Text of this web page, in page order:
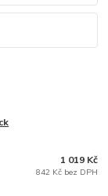
1 019 Kč
842 Kč bez DPH